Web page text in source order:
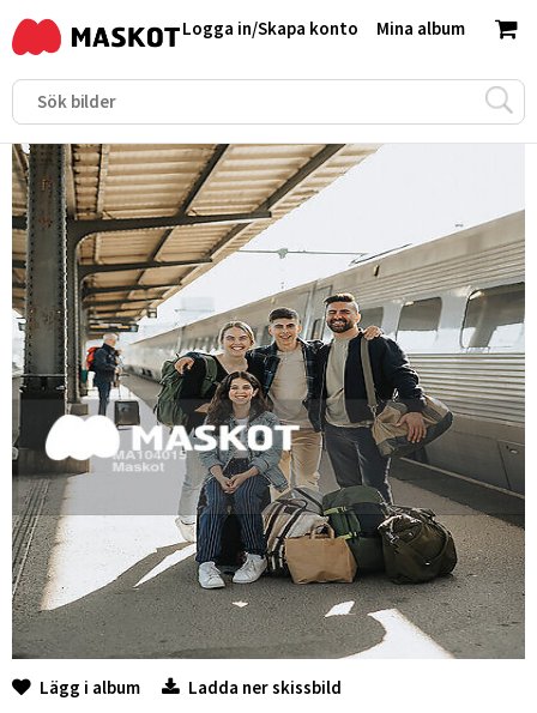
Mina album
Logga in/Skapa konto
Lägg i album Ladda ner skissbild